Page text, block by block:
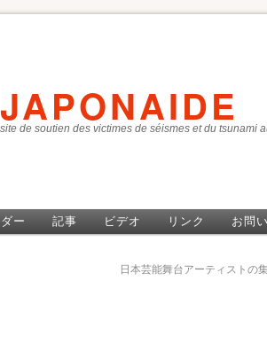
JAPONAIDE
site de soutien des victimes de séismes et du tsunami
ー 記事 ビデオ リンク お問
日本芸能舞台アーティストの